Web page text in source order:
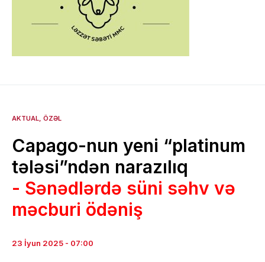
AKTUAL ÖZƏL
Capago-nun yeni “platinum
tələsi”ndən narazılıq
- Sənədlərdə süni səhv və
məcburi ödəniş
23 İyun 2025 - 07:00